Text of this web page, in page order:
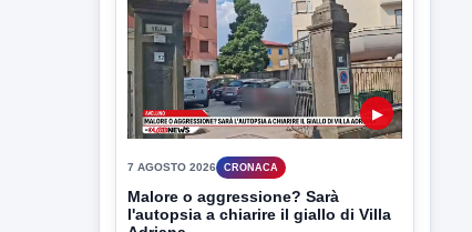
Sarà affidato con ogni probabilità all'inizio
della prossima settimana l'incarico...